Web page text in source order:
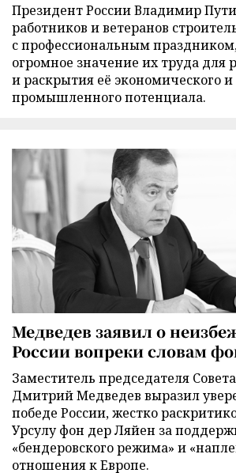
Президент России Владимир
работников и ветеранов
с профессиональным
огромное значение их труда для
и раскрытия её экономического и
промышленного потенциала.
Медведев заявил о
России вопреки словам
Заместитель председателя
Дмитрий Медведев выразил
победе России, жестко
Урсулу фон дер Ляйен за
«бендеровского режима» и
отношения к Европе.